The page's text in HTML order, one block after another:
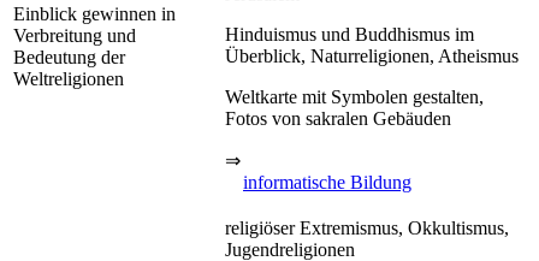
Einblick gewinnen in
Verbreitung und
Bedeutung der
Weltreligionen
Hinduismus und Buddhismus im
Überblick, Naturreligionen, Atheismus
Weltkarte mit Symbolen gestalten,
Fotos von sakralen Gebäuden
⇒
informatische Bildung
religiöser Extremismus, Okkultismus,
Jugendreligionen